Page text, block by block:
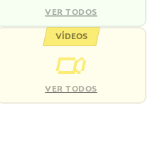
VER TODOS
VÍDEOS
VER TODOS